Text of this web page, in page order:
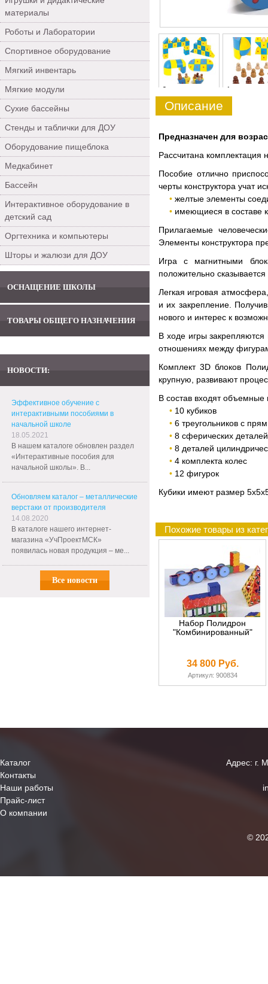
материалы
Роботы и Лаборатории
Спортивное оборудование
Мягкий инвентарь
Мягкие модули
Сухие бассейны
Стенды и таблички для ДОУ
Оборудование пищеблока
Медкабинет
Бассейн
Интерактивное оборудование в
детский сад
Оргтехника и компьютеры
Шторы и жалюзи для ДОУ
ОСНАЩЕНИЕ ШКОЛЫ
ТОВАРЫ ОБЩЕГО НАЗНАЧЕНИЯ
НОВОСТИ:
Эффективное обучение с
интерактивными пособиями в
начальной школе
18.05.2021
В нашем каталоге обновлен раздел
«Интерактивные пособия для
начальной школы». В...
Обновляем каталог – металлические
верстаки от производителя
14.08.2020
В каталоге нашего интернет-
магазина «УчПроектМСК»
появилась новая продукция – ме...
Все новости
0 1
Описание
Предназначен для
Рассчитана комплектация
Пособие отлично
черты конструктора учат
желтые элементы
имеющиеся в составе
Прилагаемые
Элементы конструктора
Игра с магнитными
положительно
Легкая игровая
и их закрепление.
нового и интерес к
В ходе игры
отношениях между
Комплект 3D блоков
крупную, развивают
В состав входят объемные
10 кубиков
6 треугольников с
8 сферических деталей
8 деталей
4 комплекта колес
12 фигурок
Кубики имеют размер
Похожие товары из
Набор Полидрон
"Комбинированный"
34 800 Руб.
Артикул: 900834
Каталог
Контакты
Наши работы
Прайс-лист
О компании
Адрес: г.
©